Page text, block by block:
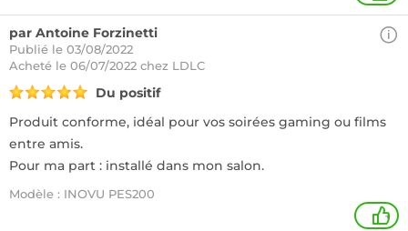
par Antoine Forzinetti
Publié le 03/08/2022
Acheté le 06/07/2022 chez LDLC
Du positif
Produit conforme, idéal pour vos soirées gaming ou films
entre amis.
Pour ma part : installé dans mon salon.
Modèle : INOVU PES200
+